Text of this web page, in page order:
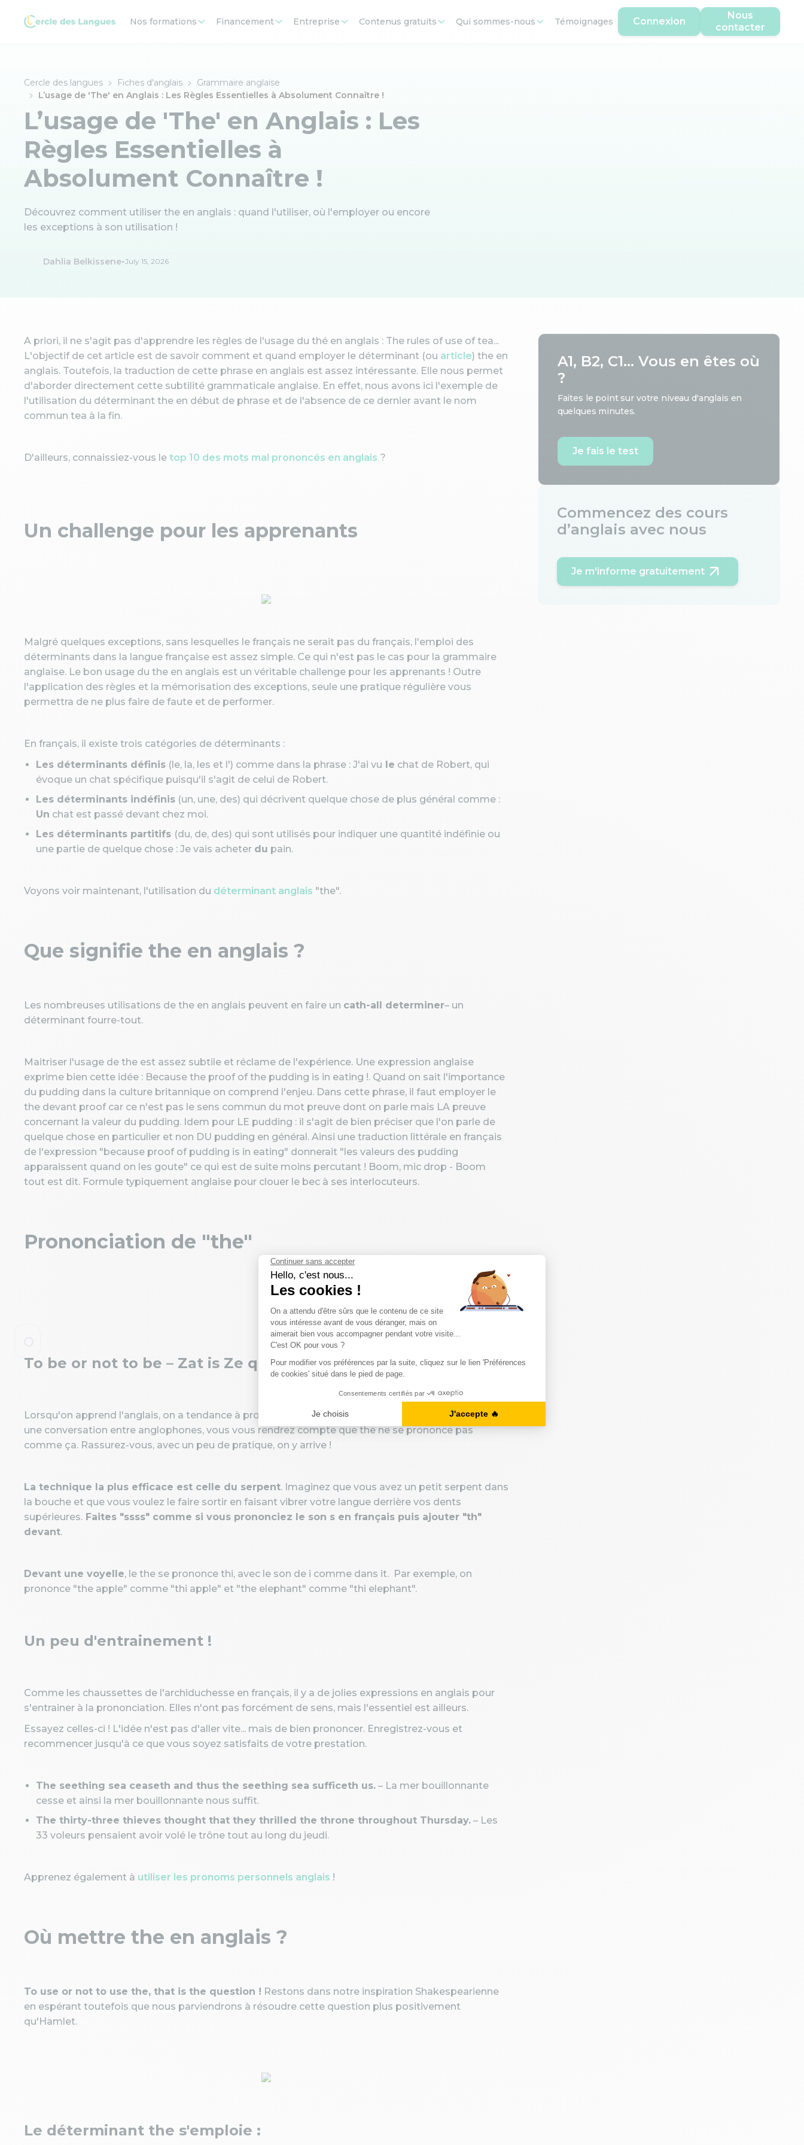
Nos formations Financement Entreprise Contenus gratuits Qui sommes-nous Témoignages Connexion
Nous
contacter
Cercle des langues Fiches d'anglais
Grammaire anglaise
L’usage de 'The' en Anglais : Les Règles Essentielles à Absolument Connaître !
L’usage de 'The' en Anglais : Les
Règles Essentielles à
Absolument Connaître !
Découvrez comment utiliser the en anglais : quand l'utiliser, où l'employer ou encore
les exceptions à son utilisation !
Dahlia Belkissene-July 15, 2026
A priori, il ne s'agit pas d'apprendre les règles de l'usage du thé en anglais : The rules of use of tea...
L'objectif de cet article est de savoir comment et quand employer le déterminant (ou article) the en
anglais. Toutefois, la traduction de cette phrase en anglais est assez intéressante. Elle nous permet
d'aborder directement cette subtilité grammaticale anglaise. En effet, nous avons ici l'exemple de
l'utilisation du déterminant the en début de phrase et de l'absence de ce dernier avant le nom
commun tea à la fin.
D'ailleurs, connaissiez-vous le top 10 des mots mal prononcés en anglais ?
Un challenge pour les apprenants
Malgré quelques exceptions, sans lesquelles le français ne serait pas du français, l'emploi des
déterminants dans la langue française est assez simple. Ce qui n'est pas le cas pour la grammaire
anglaise. Le bon usage du the en anglais est un véritable challenge pour les apprenants ! Outre
l'application des règles et la mémorisation des exceptions, seule une pratique régulière vous
permettra de ne plus faire de faute et de performer.
En français, il existe trois catégories de déterminants :
Les déterminants définis (le, la, les et l') comme dans la phrase : J'ai vu le chat de Robert, qui
évoque un chat spécifique puisqu'il s'agit de celui de Robert.
Les déterminants indéfinis (un, une, des) qui décrivent quelque chose de plus général comme :
Un chat est passé devant chez moi.
Les déterminants partitifs (du, de, des) qui sont utilisés pour indiquer une quantité indéfinie ou
une partie de quelque chose : Je vais acheter du pain.
Voyons voir maintenant, l'utilisation du déterminant anglais "the".
Que signifie the en anglais ?
Les nombreuses utilisations de the en anglais peuvent en faire un cath-all determiner– un
déterminant fourre-tout.
Maitriser l'usage de the est assez subtile et réclame de l'expérience. Une expression anglaise
exprime bien cette idée : Because the proof of the pudding is in eating !. Quand on sait l'importance
du pudding dans la culture britannique on comprend l'enjeu. Dans cette phrase, il faut employer le
the devant proof car ce n'est pas le sens commun du mot preuve dont on parle mais LA preuve
concernant la valeur du pudding. Idem pour LE pudding : il s'agit de bien préciser que l'on parle de
quelque chose en particulier et non DU pudding en général. Ainsi une traduction littérale en français
de l'expression "because proof of pudding is in eating" donnerait "les valeurs des pudding
apparaissent quand on les goute" ce qui est de suite moins percutant ! Boom, mic drop - Boom
tout est dit. Formule typiquement anglaise pour clouer le bec à ses interlocuteurs.
Prononciation de "the"
To be or not to be – Zat is Ze question ?
Lorsqu'on apprend l'anglais, on a tendance à prononcer Ze pour dire le the. Mais si vous écoutez
une conversation entre anglophones, vous vous rendrez compte que the ne se prononce pas
comme ça. Rassurez-vous, avec un peu de pratique, on y arrive !
La technique la plus efficace est celle du serpent. Imaginez que vous avez un petit serpent dans
la bouche et que vous voulez le faire sortir en faisant vibrer votre langue derrière vos dents
supérieures. Faites "ssss" comme si vous prononciez le son s en français puis ajouter "th"
devant.
Devant une voyelle, le the se prononce thi, avec le son de i comme dans it. Par exemple, on
prononce "the apple" comme "thi apple" et "the elephant" comme "thi elephant".
Un peu d'entrainement !
Comme les chaussettes de l'archiduchesse en français, il y a de jolies expressions en anglais pour
s'entrainer à la prononciation. Elles n'ont pas forcément de sens, mais l'essentiel est ailleurs.
Essayez celles-ci ! L'idée n'est pas d'aller vite... mais de bien prononcer. Enregistrez-vous et
recommencer jusqu'à ce que vous soyez satisfaits de votre prestation.
The seething sea ceaseth and thus the seething sea sufficeth us. – La mer bouillonnante
cesse et ainsi la mer bouillonnante nous suffit.
The thirty-three thieves thought that they thrilled the throne throughout Thursday. – Les
33 voleurs pensaient avoir volé le trône tout au long du jeudi.
Apprenez également à utiliser les pronoms personnels anglais !
Où mettre the en anglais ?
To use or not to use the, that is the question ! Restons dans notre inspiration Shakespearienne
en espérant toutefois que nous parviendrons à résoudre cette question plus positivement
qu'Hamlet.
Le déterminant the s'emploie :
A1, B2, C1... Vous en êtes où
?
Faites le point sur votre niveau d'anglais en
quelques minutes.
Je fais le test
Commencez des cours
d’anglais avec nous
Je m'informe gratuitement